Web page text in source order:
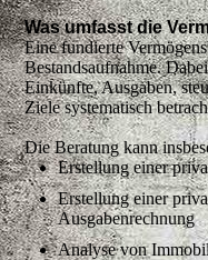
Was umfasst die
Eine fundierte
Bestandsaufnahme.
Einkünfte, Ausgaben,
Ziele systematisch
Die Beratung kann
Erstellung einer
Erstellung einer
Ausgabenrechnung
Analyse von